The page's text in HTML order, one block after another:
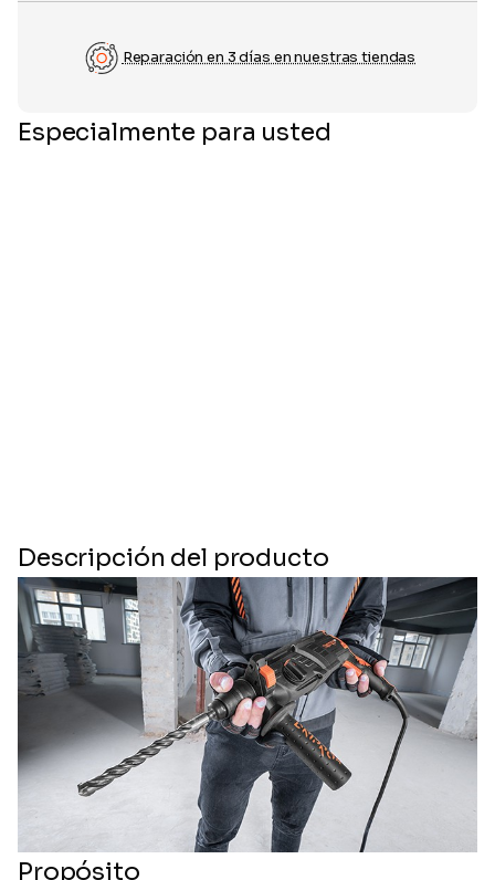
Reparación en 3 días en nuestras tiendas
Especialmente para usted
Descripción del producto
Propósito